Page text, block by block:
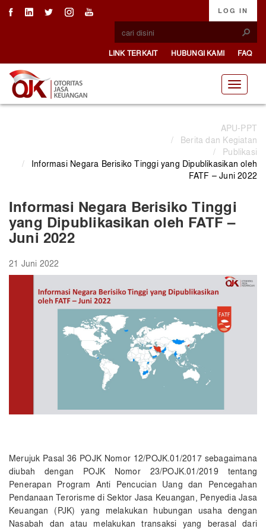
LOG IN
LINK TERKAIT HUBUNGI KAMI FAQ
APU-PPT
/
Berita dan Kegiatan
/
Publikasi
/
Informasi Negara Berisiko Tinggi yang Dipublikasikan oleh
FATF – Juni 2022
Informasi Negara Berisiko Tinggi
yang Dipublikasikan oleh FATF –
Juni 2022
21 Juni 2022
Merujuk Pasal 36 POJK Nomor 12/POJK.01/2017 sebagaimana
diubah dengan POJK Nomor 23/POJK.01/2019 tentang
Penerapan Program Anti Pencucian Uang dan Pencegahan
Pendanaan Terorisme di Sektor Jasa Keuangan, Penyedia Jasa
Keuangan (PJK) yang melakukan hubungan usaha dengan
Nasabah dan atau melakukan transaksi yang berasal dari